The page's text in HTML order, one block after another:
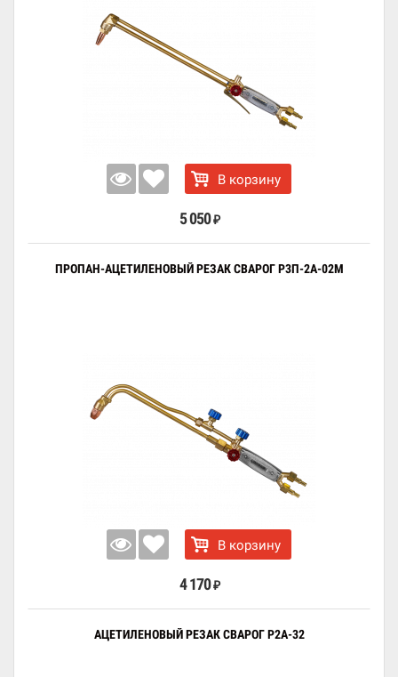
В корзину
5 050 ₽
ПРОПАН-АЦЕТИЛЕНОВЫЙ РЕЗАК СВАРОГ Р3П-2А-02М
В корзину
4 170 ₽
АЦЕТИЛЕНОВЫЙ РЕЗАК СВАРОГ Р2А-32